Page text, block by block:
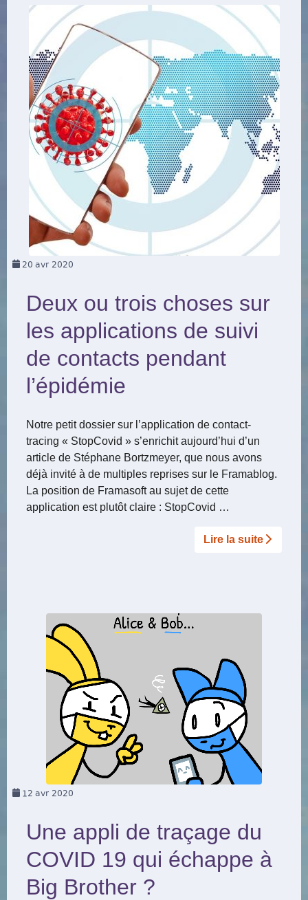
20 avr 2020
Deux ou trois choses sur
les applications de suivi
de contacts pendant
l’épidémie
Notre petit dossier sur l’application de contact-
tracing « StopCovid » s’enrichit aujourd’hui d’un
article de Stéphane Bortzmeyer, que nous avons
déjà invité à de multiples reprises sur le Framablog.
La position de Framasoft au sujet de cette
application est plutôt claire : StopCovid …
Lire la suite­­
12 avr 2020
Une appli de traçage du
COVID 19 qui échappe à
Big Brother ?